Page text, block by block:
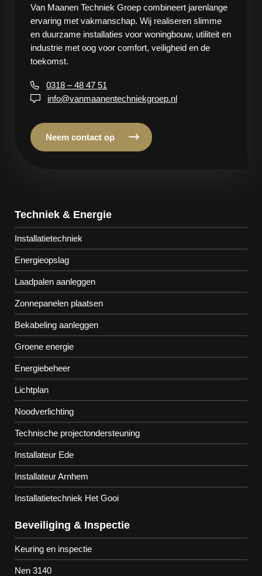
Van Maanen Techniek Groep combineert jarenlange
ervaring met vakmanschap. Wij realiseren slimme
en duurzame installaties voor woningbouw, utiliteit en
industrie met oog voor comfort, veiligheid en de
toekomst.
0318 – 48 47 51
info@vanmaanentechniekgroep.nl
Neem contact op
Techniek & Energie
Installatietechniek
Energieopslag
Laadpalen aanleggen
Zonnepanelen plaatsen
Bekabeling aanleggen
Groene energie
Energiebeheer
Lichtplan
Noodverlichting
Technische projectondersteuning
Installateur Ede
Installateur Arnhem
Installatietechniek Het Gooi
Beveiliging & Inspectie
Keuring en inspectie
Nen 3140